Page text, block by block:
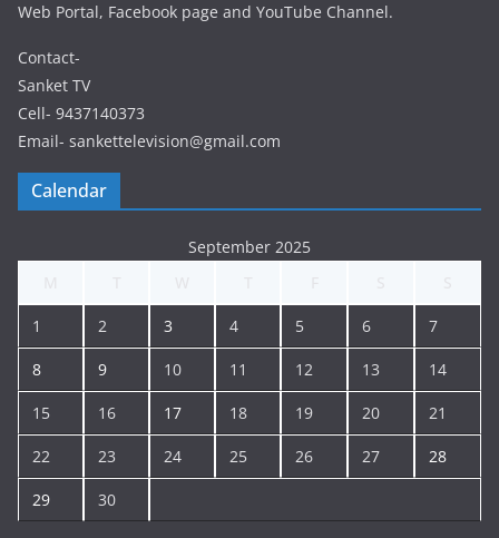
Web Portal, Facebook page and YouTube Channel.
Contact-
Sanket TV
Cell- 9437140373
Email- sankettelevision@gmail.com
Calendar
September 2025
1 2 3 4 5 6 7
8 9 10 11 12 13 14
15 16 17 18 19 20 21
22 23 24 25 26 27 28
29 30